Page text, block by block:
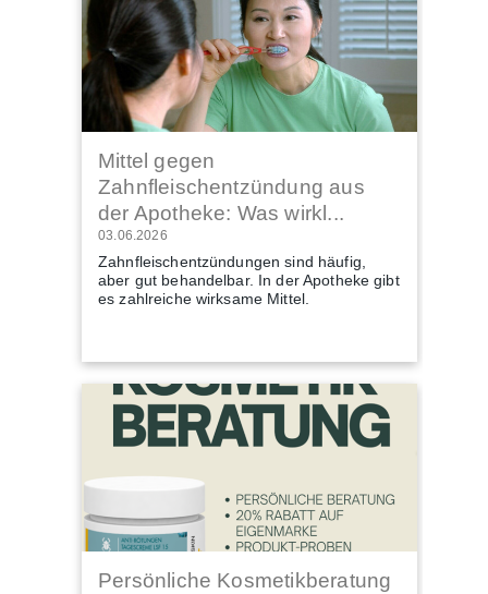
Mittel gegen
Zahnfleischentzündung aus
der Apotheke: Was wirkl...
03.06.2026
Zahnfleischentzündungen sind häufig,
aber gut behandelbar. In der Apotheke gibt
es zahlreiche wirksame Mittel.
Persönliche Kosmetikberatung